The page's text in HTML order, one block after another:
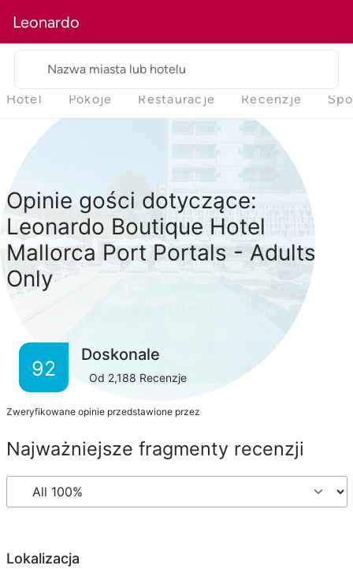
Leonardo
Nazwa miasta lub hotelu
Hotel Pokoje Restauracje Recenzje
Opinie gości dotyczące:
Leonardo Boutique Hotel
Mallorca Port Portals - Adults
Only
92
Doskonale
Od 2,188 Recenzje
Zweryfikowane opinie przedstawione przez
Najważniejsze fragmenty recenzji
Lokalizacja